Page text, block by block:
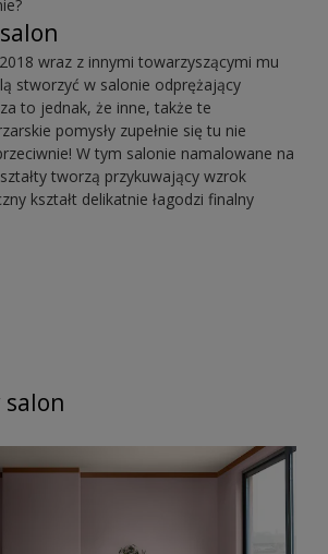
wraz z innymi towarzyszącymi mu
stworzyć w salonie odprężający
to jednak, że inne, także te
pomysły zupełnie się tu nie
W tym salonie namalowane na
tworzą przykuwający wzrok
kształt delikatnie łagodzi finalny